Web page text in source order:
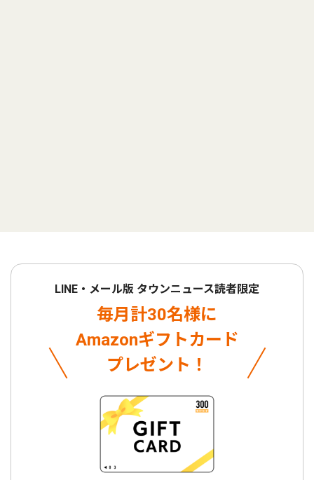
LINE・メール版 タウンニュース読者限定
毎月計30名様に
Amazonギフトカード
プレゼント！